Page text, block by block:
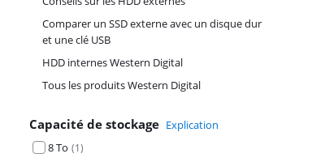
Comparer un SSD externe avec un disque dur
et une clé USB
HDD internes Western Digital
Tous les produits Western Digital
Capacité de stockage Explication
8 To (1)